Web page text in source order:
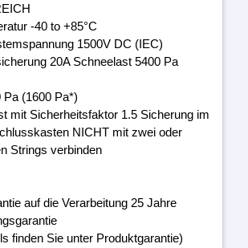
-40 to +85°C
1500V DC (IEC)
20A Schneelast 5400 Pa
Pa (1600 Pa*)
mit Sicherheitsfaktor 1.5 Sicherung im
NICHT mit zwei oder
Strings verbinden
auf die Verarbeitung 25 Jahre
finden Sie unter Produktgarantie)